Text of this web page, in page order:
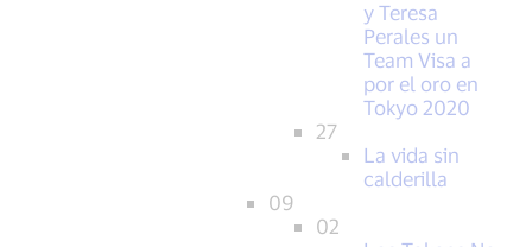
y Teresa
Perales un
Team Visa a
por el oro en
Tokyo 2020
27
La vida sin
calderilla
09
02